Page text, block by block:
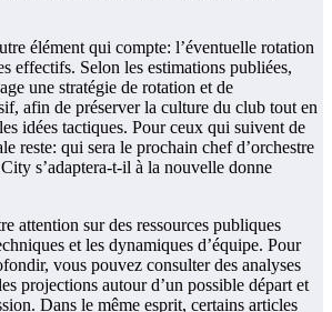
élément qui compte: l’éventuelle rotation
effectifs. Selon les estimations publiées,
une stratégie de rotation et de
afin de préserver la culture du club tout en
idées tactiques. Pour ceux qui suivent de
reste: qui sera le prochain chef d’orchestre
s’adaptera-t-il à la nouvelle donne
attention sur des ressources publiques
et les dynamiques d’équipe. Pour
vous pouvez consulter des analyses
projections autour d’un possible départ et
Dans le même esprit, certains articles